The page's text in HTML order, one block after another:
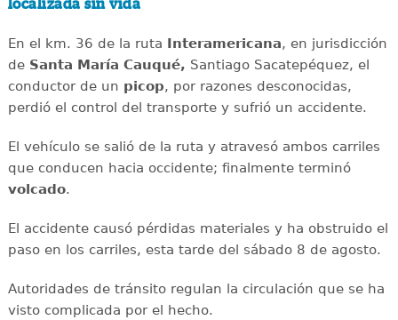
localizada sin vida
En el km. 36 de la ruta Interamericana, en jurisdicción
de Santa María Cauqué, Santiago Sacatepéquez, el
conductor de un picop, por razones desconocidas,
perdió el control del transporte y sufrió un accidente.
El vehículo se salió de la ruta y atravesó ambos carriles
que conducen hacia occidente; finalmente terminó
volcado.
El accidente causó pérdidas materiales y ha obstruido el
paso en los carriles, esta tarde del sábado 8 de agosto.
Autoridades de tránsito regulan la circulación que se ha
visto complicada por el hecho.